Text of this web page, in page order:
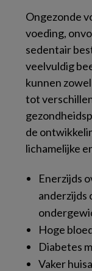
Ongezonde
voeding,
sedentair
veelvuldig
kunnen
tot
de
lichamelijke
Enerzijds
anderzijds
Hoge
Diabetes
Vaker